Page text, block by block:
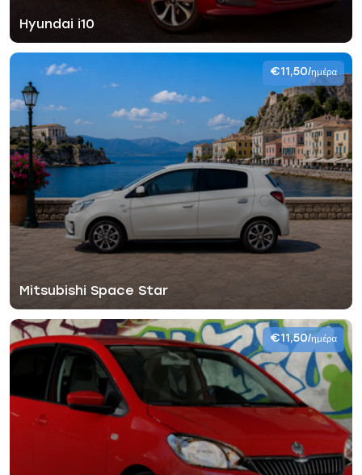
Hyundai i10
Mitsubishi Space Star
€11,50/ημέρα
€11,50/ημέρα